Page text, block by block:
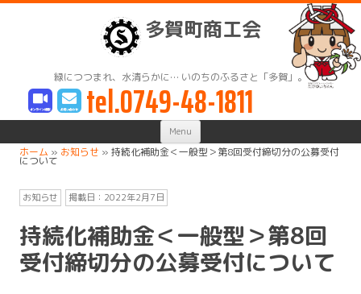
多賀町商工会
緑につつまれ、水清らかに… いのちのふるさと「多賀」。
tel.0749-48-1811
Menu Skip
content
ホーム » お知らせ » 持続化補助金＜一般型＞第8回受付締切分の公募受付
について
お知らせ 掲載日： 2022年2月7日
持続化補助金＜一般型＞第8回
受付締切分の公募受付について